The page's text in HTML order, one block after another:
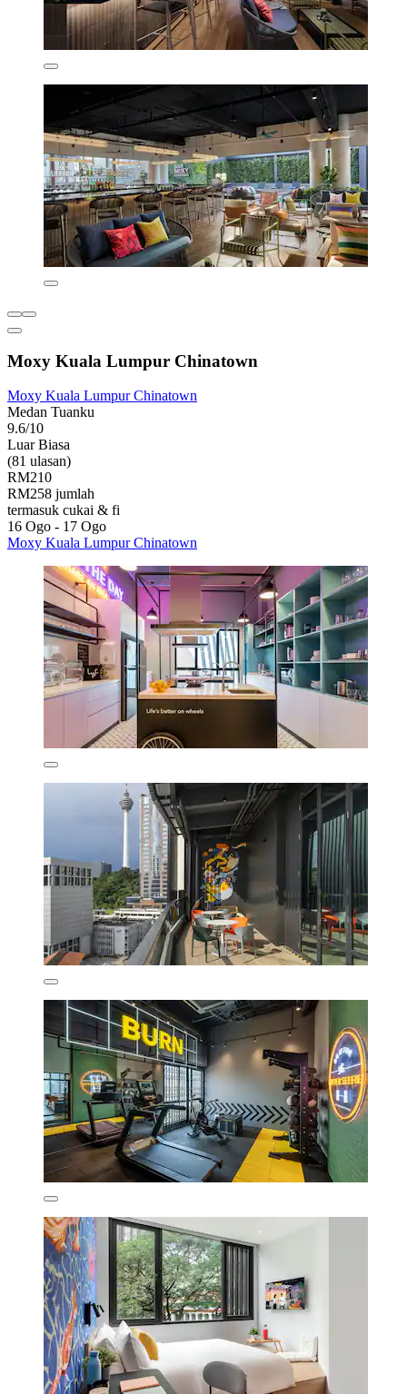
Moxy Kuala Lumpur Chinatown
Moxy Kuala Lumpur Chinatown
Medan Tuanku
9.6/10
Luar Biasa
(81 ulasan)
RM210
RM258 jumlah
termasuk cukai & fi
16 Ogo - 17 Ogo
Moxy Kuala Lumpur Chinatown